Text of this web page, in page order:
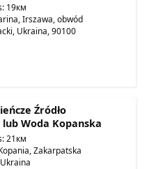
19км
Irszawa, obwód
Ukraina, 90100
Źródło
Woda Kopanska
21км
Zakarpatska